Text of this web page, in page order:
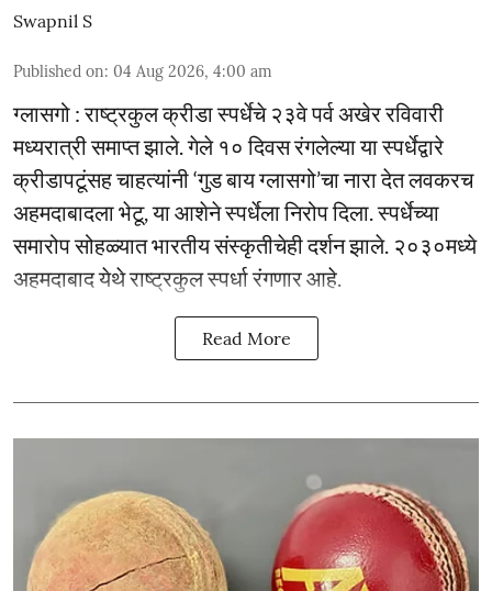
Swapnil S
Published on: 04 Aug 2026, 4:00 am
ग्लासगो : राष्ट्रकुल क्रीडा स्पर्धेचे २३वे पर्व अखेर रविवारी
मध्यरात्री समाप्त झाले. गेले १० दिवस रंगलेल्या या स्पर्धेद्वारे
क्रीडापटूंसह चाहत्यांनी ‘गुड बाय ग्लासगो’चा नारा देत लवकरच
अहमदाबादला भेटू, या आशेने स्पर्धेला निरोप दिला. स्पर्धेच्या
समारोप सोहळ्यात भारतीय संस्कृतीचेही दर्शन झाले. २०३०मध्ये
अहमदाबाद येथे राष्ट्रकुल स्पर्धा रंगणार आहे.
Read More